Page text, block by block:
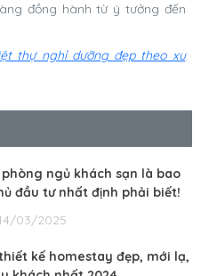
đồng hành từ ý tưởng đến
thự nghỉ dưỡng đẹp theo xu
ngủ khách sạn là bao
đầu tư nhất định phải biết!
03/2025
kế homestay đẹp, mới lạ,